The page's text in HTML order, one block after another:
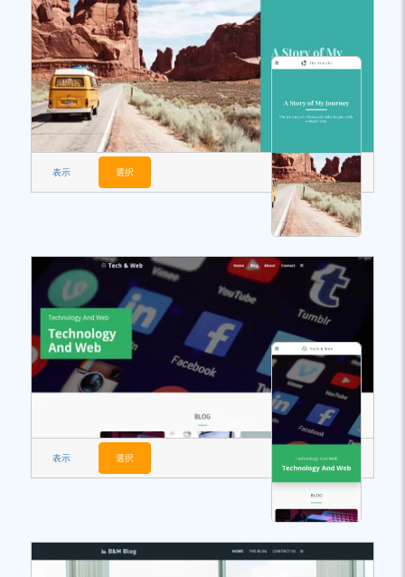
表示 選択
表示 選択